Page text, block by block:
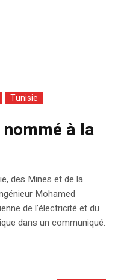
Tunisie
à la
des Mines et de la
Mohamed
de l’électricité et du
dans un communiqué.